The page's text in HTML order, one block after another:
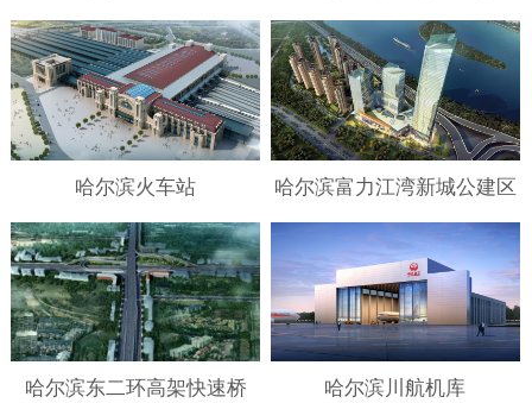
哈尔滨火车站 哈尔滨富力江湾新城公建区
哈尔滨东二环高架快速桥 哈尔滨川航机库